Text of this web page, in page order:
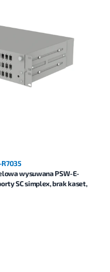
wysuwana PSW-E-
SC simplex, brak kaset,